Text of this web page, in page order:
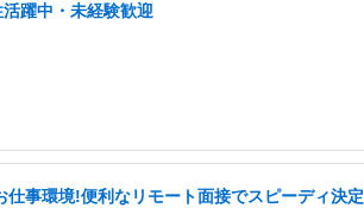
躍中・未経験歓迎
事環境!便利なリモート面接でスピーディ決定